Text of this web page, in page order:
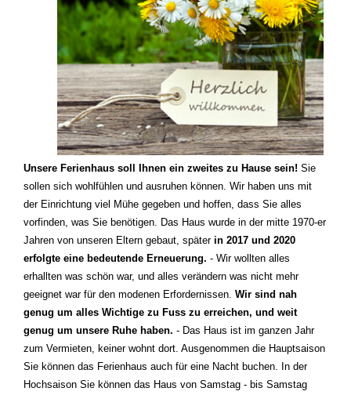
Unsere Ferienhaus soll Ihnen ein zweites zu Hause sein! Sie
sollen sich wohlfühlen und ausruhen können. Wir haben uns mit
der Einrichtung viel Mühe gegeben und hoffen, dass Sie alles
vorfinden, was Sie benötigen. Das Haus wurde in der mitte 1970-er
Jahren von unseren Eltern gebaut, später in 2017 und 2020
erfolgte eine bedeutende Erneuerung. - Wir wollten alles
erhallten was schön war, und alles verändern was nicht mehr
geeignet war für den modenen Erfordernissen. Wir sind nah
genug um alles Wichtige zu Fuss zu erreichen, und weit
genug um unsere Ruhe haben. - Das Haus ist im ganzen Jahr
zum Vermieten, keiner wohnt dort. Ausgenommen die Hauptsaison
Sie können das Ferienhaus auch für eine Nacht buchen. In der
Hochsaison Sie können das Haus von Samstag - bis Samstag